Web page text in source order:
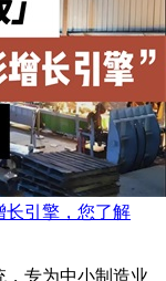
长引擎，您了解
专为中小制造业